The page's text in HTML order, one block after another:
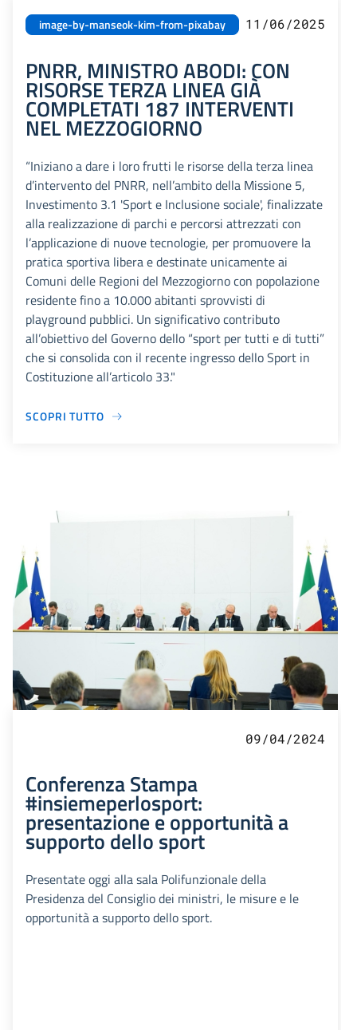
image-by-manseok-kim-from-pixabay 11/06/2025
PNRR, MINISTRO ABODI: CON
RISORSE TERZA LINEA GIÀ
COMPLETATI 187 INTERVENTI
NEL MEZZOGIORNO
“Iniziano a dare i loro frutti le risorse della terza linea
d’intervento del PNRR, nell’ambito della Missione 5,
Investimento 3.1 'Sport e Inclusione sociale', finalizzate
alla realizzazione di parchi e percorsi attrezzati con
l’applicazione di nuove tecnologie, per promuovere la
pratica sportiva libera e destinate unicamente ai
Comuni delle Regioni del Mezzogiorno con popolazione
residente fino a 10.000 abitanti sprovvisti di
playground pubblici. Un significativo contributo
all’obiettivo del Governo dello “sport per tutti e di tutti”
che si consolida con il recente ingresso dello Sport in
Costituzione all’articolo 33."
SCOPRI TUTTO
09/04/2024
Conferenza Stampa
#insiemeperlosport:
presentazione e opportunità a
supporto dello sport
Presentate oggi alla sala Polifunzionale della
Presidenza del Consiglio dei ministri, le misure e le
opportunità a supporto dello sport.